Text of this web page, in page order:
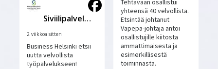
Siviilipalveluskeskus
2 viikkoa sitten
Business Helsinki etsii
uutta velvollista
työpalvelukseen!
Tehtävään osallistui
yhteensä 40 velvollista.
Etsintää johtanut
Vapepa-johtaja antoi
osallistujille kiitosta
ammattimaisesta ja
esimerkillisestä
toiminnasta.